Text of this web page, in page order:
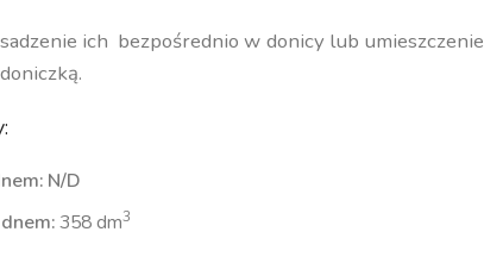
ich bezpośrednio w donicy lub umieszczenie
N/D
358 dm3